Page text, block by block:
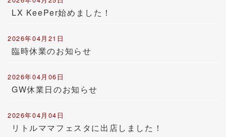
LX KeePer始めました！
2026年04月21日
臨時休業のお知らせ
2026年04月06日
GW休業日のお知らせ
2026年04月04日
リトルママフェスタに出店しました！